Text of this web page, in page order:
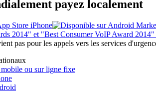
payez localement
pas pour les appels vers les services
ou sur ligne fixe